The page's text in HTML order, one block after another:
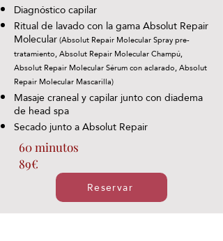
Diagnóstico capilar
Ritual de lavado con la gama Absolut Repair
Molecular(Absolut Repair Molecular Spray pre-
tratamiento, Absolut Repair Molecular Champú,
Absolut Repair Molecular Sérum con aclarado, Absolut
Repair Molecular Mascarilla)
Masaje craneal y capilar junto con diadema
de head spa
Secado junto a Absolut Repair
60 minutos
89€
Reservar